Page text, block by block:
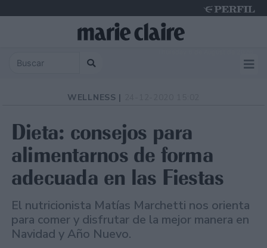
WELLNESS |
Dieta: consejos para
alimentarnos de forma
adecuada en las Fiestas
El nutricionista Matías Marchetti nos orienta
para comer y disfrutar de la mejor manera en
Navidad y Año Nuevo.